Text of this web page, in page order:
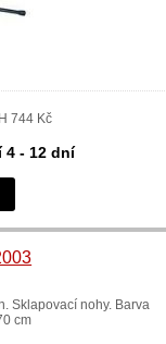
744 Kč
4 - 12 dní
Sklapovací nohy. Barva
cm